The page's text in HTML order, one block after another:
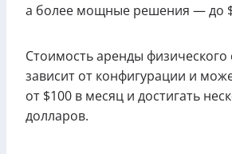
а более мощные решения — до
Стоимость аренды физического
зависит от конфигурации и
от $100 в месяц и достигать
долларов.